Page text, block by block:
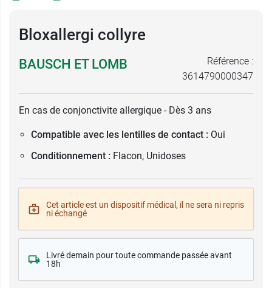
Bloxallergi collyre
BAUSCH ET LOMB
Référence :
3614790000347
En cas de conjonctivite allergique - Dès 3 ans
Compatible avec les lentilles de contact : Oui
Conditionnement : Flacon, Unidoses
Cet article est un dispositif médical, il ne sera ni repris
ni échangé
Livré demain pour toute commande passée avant
18h